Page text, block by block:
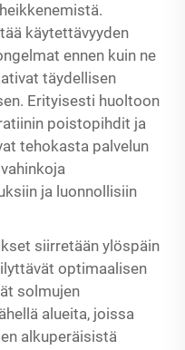
käytettävyyden
ennen kuin ne
täydellisen
Erityisesti huoltoon
poistopihdit ja
tehokasta palvelun
ja luonnollisiin
siirretään ylöspäin
optimaalisen
solmujen
alueita, joissa
alkuperäisistä